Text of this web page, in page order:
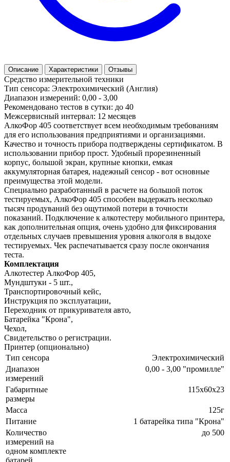
Описание Характеристики Отзывы
Средство измерительной техники
Тип сенсора: Электрохимический (Англия)
Диапазон измерений: 0,00 - 3,00
Рекомендовано тестов в сутки: до 40
Межсервисный интервал: 12 месяцев
АлкоФор 405 соответствует всем необходимым требованиям
для его использования предприятиями и организациями.
Качество и точность прибора подтверждены сертификатом. В
использовании прибор прост. Удобный прорезиненный
корпус, большой экран, крупные кнопки, емкая
аккумуляторная батарея, надежный сенсор - вот основные
преимущества этой модели.
Специально разработанный в расчете на большой поток
тестируемых, АлкоФор 405 способен выдержать несколько
тысяч продуваний без ощутимой потери в точности
показаний. Подключение к алкотестеру мобильного принтера,
как дополнительная опция, очень удобно для фиксирования
отдельных случаев превышения уровня алкоголя в выдохе
тестируемых. Чек распечатывается сразу после окончания
теста.
Комплектация
Алкотестер АлкоФор 405,
Мундштуки - 5 шт.,
Транспортировочный кейс,
Инструкция по эксплуатации,
Переходник от прикуривателя авто,
Батарейка "Крона",
Чехол,
Свидетельство о регистрации.
Принтер (опционально)
Тип сенсора
Электрохимический
Диапазон
измерений
0,00 - 3,00 "промилле"
Габаритные
размеры
115х60х23
Масса
125г
Питание
1 батарейка типа "Крона"
Количество
измерений на
одном комплекте
батарей
до 500